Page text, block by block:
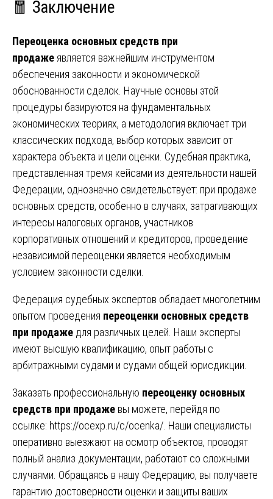
🧧 Заключение
Переоценка основных средств при
продаже является важнейшим инструментом
обеспечения законности и экономической
обоснованности сделок. Научные основы этой
процедуры базируются на фундаментальных
экономических теориях, а методология включает три
классических подхода, выбор которых зависит от
характера объекта и цели оценки. Судебная практика,
представленная тремя кейсами из деятельности нашей
Федерации, однозначно свидетельствует: при продаже
основных средств, особенно в случаях, затрагивающих
интересы налоговых органов, участников
корпоративных отношений и кредиторов, проведение
независимой переоценки является необходимым
условием законности сделки.
Федерация судебных экспертов обладает многолетним
опытом проведения переоценки основных средств
при продаже для различных целей. Наши эксперты
имеют высшую квалификацию, опыт работы с
арбитражными судами и судами общей юрисдикции.
Заказать профессиональную переоценку основных
средств при продаже вы можете, перейдя по
ссылке: https://ocexp.ru/c/ocenka/ . Наши специалисты
оперативно выезжают на осмотр объектов, проводят
полный анализ документации, работают со сложными
случаями. Обращаясь в нашу Федерацию, вы получаете
гарантию достоверности оценки и защиты ваших